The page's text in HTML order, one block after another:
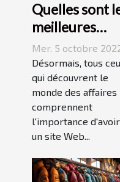
Quelles sont
meilleures
stratégies de
netlinking ?
Mer. 5 octobre
Désormais, tous
qui découvrent le
monde des affaires
comprennent
l'importance d'avoir
un site Web...